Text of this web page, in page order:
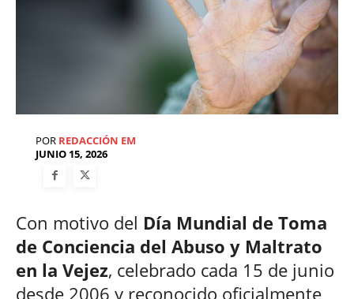
POR REDACCIÓN EM
JUNIO 15, 2026
Con motivo del Día Mundial de Toma
de Conciencia del Abuso y Maltrato
en la Vejez, celebrado cada 15 de junio
desde 2006 y reconocido oficialmente